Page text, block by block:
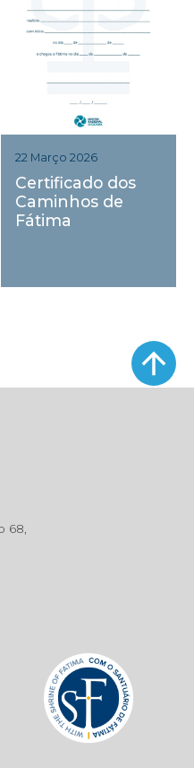
22 Março 2026
Certificado dos
Caminhos de
Fátima
68,